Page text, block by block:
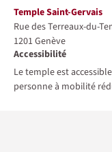
Lieu
Temple Saint-Gervais
Rue des Terreaux-du-
1201Genève
Accessibilité
Le temple est
personne à mobilité